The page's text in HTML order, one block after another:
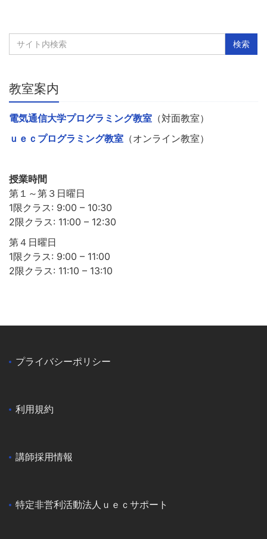
教室案内
電気通信大学プログラミング教室 （対面教室）
ｕｅｃプログラミング教室 （オンライン教室）
授業時間
第１～第３日曜日
1限クラス: 9:00 – 10:30
2限クラス: 11:00 – 12:30
第４日曜日
1限クラス: 9:00 – 11:00
2限クラス: 11:10 – 13:10
プライバシーポリシー
利用規約
講師採用情報
特定非営利活動法人ｕｅｃサポート